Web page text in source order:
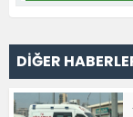
DİĞER